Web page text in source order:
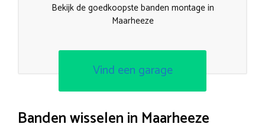
Bekijk de goedkoopste banden montage in
Maarheeze
Vind een garage
Banden wisselen in Maarheeze